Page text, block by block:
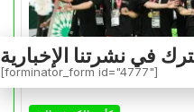
[forminator_form id="4777"]